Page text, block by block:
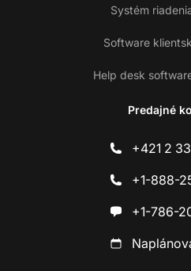
Systém
Software
Help desk
Predajné
+421 2
+1-888-
+1-786-